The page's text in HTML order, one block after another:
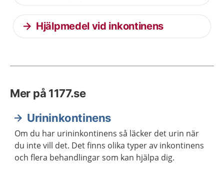
Hjälpmedel vid inkontinens
Mer på 1177.se
Urininkontinens
Om du har urininkontinens så läcker det urin när
du inte vill det. Det finns olika typer av inkontinens
och flera behandlingar som kan hjälpa dig.